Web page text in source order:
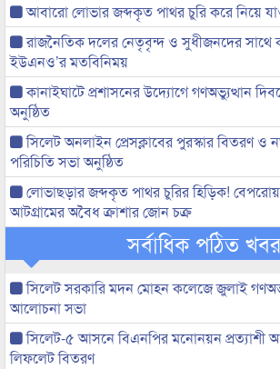
আবারো লোভার জব্দকৃত পাথর চুরি করে নিয়ে
রাজনৈতিক দলের নেতৃবৃন্দ ও সুধীজনদের সাথে
ইউএনও’র মতবিনিময়
কানাইঘাটে প্রশাসনের উদ্যোগে গণঅভ্যুত্থান
অনুষ্ঠিত
সিলেট অনলাইন প্রেসক্লাবের পুরস্কার বিতরণ
পরিচিতি সভা অনুষ্ঠিত
লোভাছড়ার জব্দকৃত পাথর চুরির হিড়িক!
আটগ্রামের অবৈধ ক্রাশার জোন চক্র
সর্বাধিক পঠিত খবর
সিলেট সরকারি মদন মোহন কলেজে জুলাই
আলোচনা সভা
সিলেট-৫ আসনে বিএনপির মনোনয়ন প্রত্যাশী
লিফলেট বিতরণ